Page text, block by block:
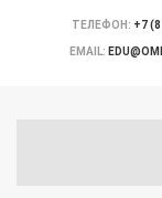
ТЕЛЕФОН: +7
EMAIL: